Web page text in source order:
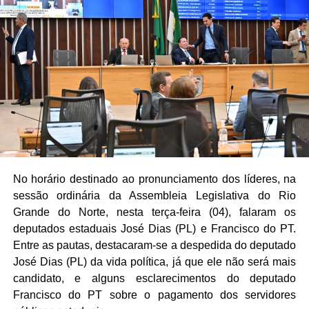
católica, reconhecendo o compromisso do Monsenhor
com a evangelização e o bem-estar social ao longo de
sua caminhada sacerdotal.
No horário destinado ao pronunciamento dos líderes, na
sessão ordinária da Assembleia Legislativa do Rio
Grande do Norte, nesta terça-feira (04), falaram os
deputados estaduais José Dias (PL) e Francisco do PT.
Entre as pautas, destacaram-se a despedida do deputado
José Dias (PL) da vida política, já que ele não será mais
candidato, e alguns esclarecimentos do deputado
Francisco do PT sobre o pagamento dos servidores